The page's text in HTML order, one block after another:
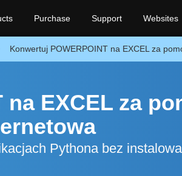
Purchase Support Websites
Konwertuj POWERPOINT na EXCEL za
EXCEL za
Pythona bez